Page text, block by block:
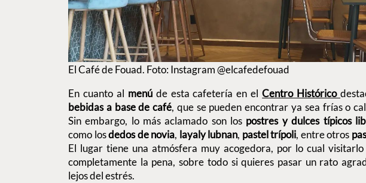
El Café de Fouad. Foto: Instagram @elcafedefouad
En cuanto al menú de esta cafetería en elCentro Histórico
bebidas a base de café, que se pueden encontrar ya sea frías o
Sin embargo, lo más aclamado son los postres y dulces típicos
como losdedos de novia, layaly lubnan, pastel trípoli, entre otros
El lugar tiene una atmósfera muy acogedora, por lo cual
completamente la pena, sobre todo si quieres pasar un rato
lejos del estrés.